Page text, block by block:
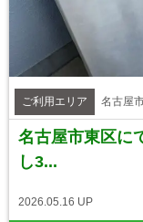
ご利用エリア 名古屋
名古屋市東区に
し3...
2026.05.16 UP